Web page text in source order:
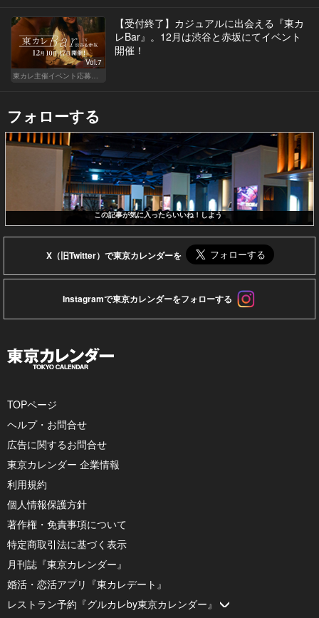
Vol.7
【受付終了】カジュアルに出会える『東カ
レBar』。12月は渋谷と赤坂にてイベント
開催！
フォローする
この記事が気に入ったらいいね！しよう
X（旧Twitter）で東京カレンダーを
Instagramで東京カレンダーをフォローする
TOPページ
ヘルプ・お問合せ
広告に関するお問合せ
東京カレンダー 企業情報
利用規約
個人情報保護方針
著作権・免責事項について
特定商取引法に基づく表示
月刊誌『東京カレンダー』
婚活・恋活アプリ『東カレデート』
レストラン予約『グルカレby東京カレンダー』